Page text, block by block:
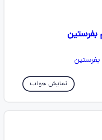
بفرستین
نمایش جواب